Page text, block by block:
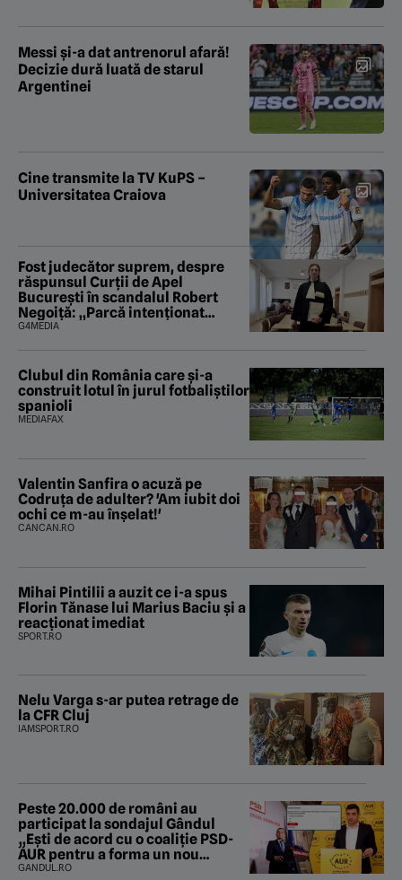
Messi și-a dat antrenorul afară!
Decizie dură luată de starul
Argentinei
Cine transmite la TV KuPS –
Universitatea Craiova
Fost judecător suprem, despre
răspunsul Curții de Apel
București în scandalul Robert
Negoiță: „Parcă intenționat
urmăresc să saboteze și ultima
G4MEDIA
Clubul din România care și-a
construit lotul în jurul fotbaliștilor
spanioli
MEDIAFAX
Valentin Sanfira o acuză pe
Codruța de adulter? 'Am iubit doi
ochi ce m-au înșelat!'
CANCAN.RO
Mihai Pintilii a auzit ce i-a spus
Florin Tănase lui Marius Baciu și a
reacționat imediat
SPORT.RO
Nelu Varga s-ar putea retrage de
la CFR Cluj
IAMSPORT.RO
Peste 20.000 de români au
participat la sondajul Gândul
„Ești de acord cu o coaliție PSD-
AUR pentru a forma un nou
Guvern și a încheia criza
GANDUL.RO